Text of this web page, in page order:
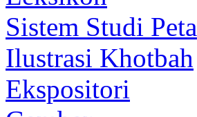
Sistem Studi Peta
Ilustrasi Khotbah
Ekspositori